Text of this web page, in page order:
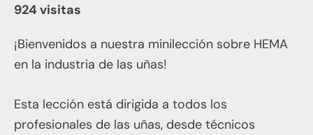
924 visitas
¡Bienvenidos a nuestra minilección sobre HEMA
en la industria de las uñas!
Esta lección está dirigida a todos los
profesionales de las uñas, desde técnicos